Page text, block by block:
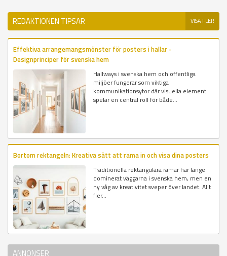
REDAKTIONEN TIPSAR VISA FLER
Effektiva arrangemangsmönster för posters i hallar -
Designprinciper för svenska hem
Hallways i svenska hem och offentliga
miljöer fungerar som viktiga
kommunikationsytor där visuella element
spelar en central roll för både...
Bortom rektangeln: Kreativa sätt att rama in och visa dina posters
Traditionella rektangulära ramar har länge
dominerat väggarna i svenska hem, men en
ny våg av kreativitet sveper över landet. Allt
fler...
ANNONSER